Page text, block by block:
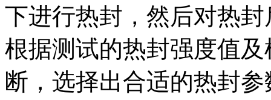
下进行热封，然后对热
根据测试的热封强度值
断，选择出合适的热封